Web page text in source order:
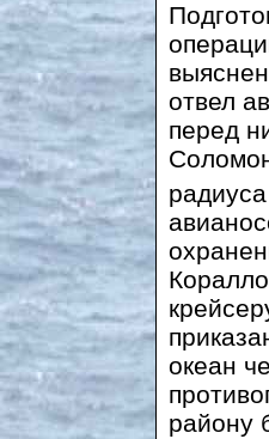
отвел
перед
океан
району